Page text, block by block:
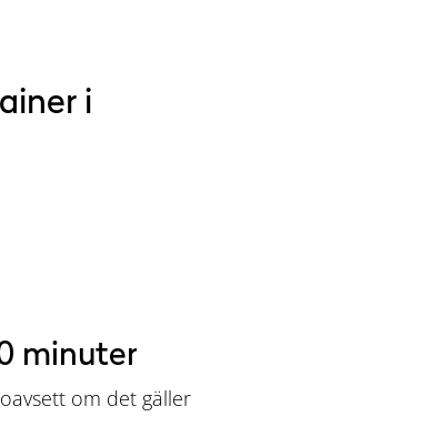
i
minuter
om det gäller